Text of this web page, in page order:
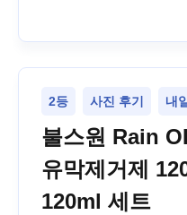
2등 사진 후기 내
불스원 Rain
유막제거제
120ml 세트